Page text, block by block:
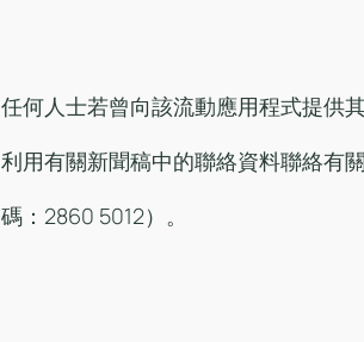
任何人士若曾向該流動應用程式提供
利用有關新聞稿中的聯絡資料聯絡有
碼：2860 5012）。